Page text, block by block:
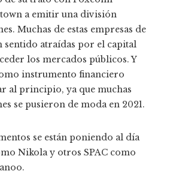
a emitir una división
Muchas de estas empresas de
sentido atraídas por el capital
los mercados públicos. Y
instrumento financiero
al principio, ya que muchas
se pusieron de moda en 2021.
se están poniendo al día
Nikola y otros SPAC como